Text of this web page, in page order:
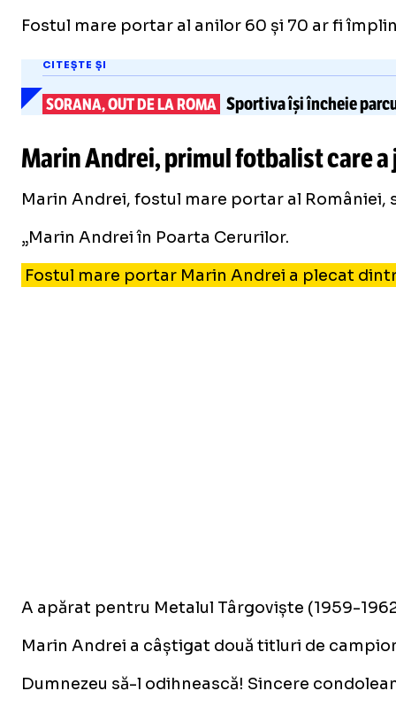
Fostul mare portar al anilor 60 și 70 ar fi
CITEȘTE ȘI
SORANA, OUT DE LA ROMA Sportiva își încheie
Marin Andrei, primul fotbalist care a
Marin Andrei, fostul mare portar al României,
„Marin Andrei în Poarta Cerurilor.
Fostul mare portar Marin Andrei a plecat
A apărat pentru Metalul Târgoviște (1959-
Marin Andrei a câștigat două titluri de
Dumnezeu să-l odihnească! Sincere